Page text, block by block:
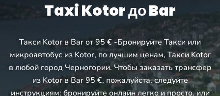
Taxi Kotor до Bar
Такси Kotor в Bar от 95 € -Бронируйте Такси или
микроавтобус из Kotor, по лучшим ценам, Такси Kotor
в любой город Черногории. Чтобы заказать трансфер
из Kotor в Bar 95 €, пожалуйста, следуйте
инструкциям: бронируйте онлайн легко и просто. или